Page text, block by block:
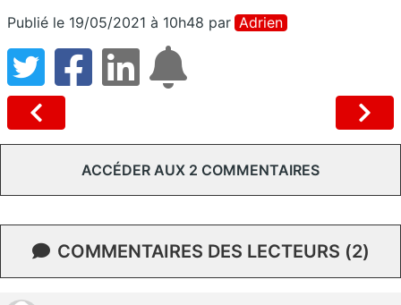
Publié le 19/05/2021 à 10h48 par Adrien
ACCÉDER AUX 2 COMMENTAIRES
COMMENTAIRES DES LECTEURS (2)